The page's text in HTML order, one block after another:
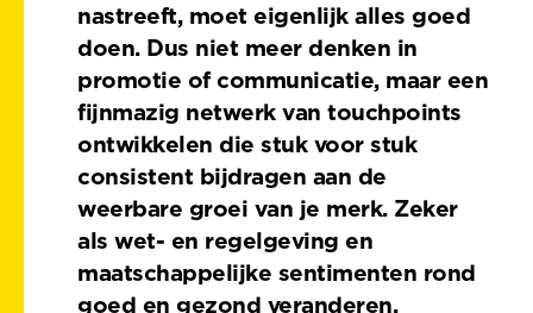
nastreeft, moet eigenlijk alles goed
doen. Dus niet meer denken in
promotie of communicatie, maar een
fijnmazig netwerk van touchpoints
ontwikkelen die stuk voor stuk
consistent bijdragen aan de
weerbare groei van je merk. Zeker
als wet- en regelgeving en
maatschappelijke sentimenten rond
goed en gezond veranderen.